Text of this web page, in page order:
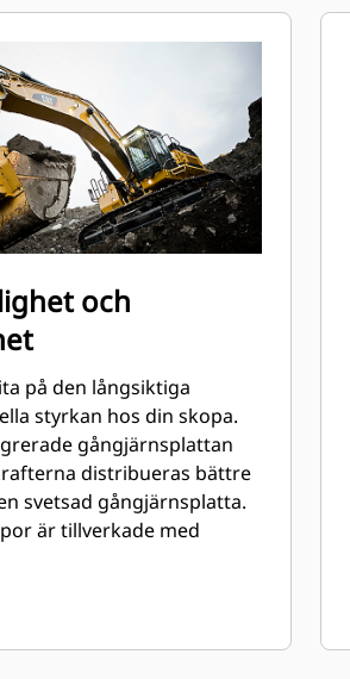
och
på den långsiktiga
styrkan hos din skopa.
gångjärnsplattan
distribueras bättre
svetsad gångjärnsplatta.
är tillverkade med
som utsätts
viktigaste ytor med